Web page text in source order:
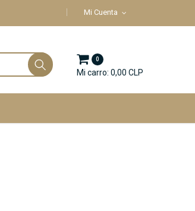
Mi Cuenta
Mi carro: 0,00 CLP
0